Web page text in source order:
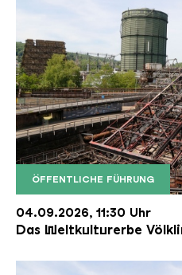
ÖFFENTLICHE FÜHRUNG
Der Erzschrägaufzug
Copyright:
04.09.2026, 11:30 Uhr
Das Weltkulturerbe